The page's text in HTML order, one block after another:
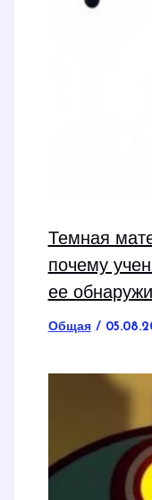
Темная
почему
ее
Общая/